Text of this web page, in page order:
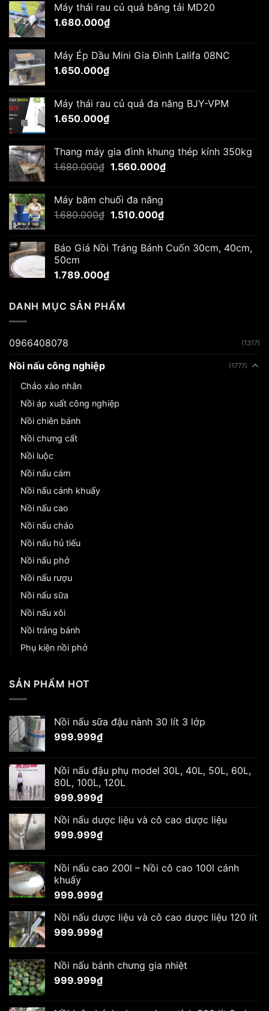
1.650.000₫. là:
Máy thái rau củ quả băng tải MD20
1.680.000₫
Máy Ép Dầu Mini Gia Đình Lalifa 08NC
1.650.000₫
Máy thái rau củ quả đa năng BJY-VPM
1.650.000₫
Thang máy gia đình khung thép kính 350kg
1.680.000₫ Giá
1.680.000₫.
1.560.000₫Giá
Máy băm chuối đa năng
1.680.000₫ Giá
1.680.000₫.
1.510.000₫Giá
là:
Báo Giá Nồi Tráng Bánh Cuốn 30cm, 40cm,
50cm
1.789.000₫
DANH MỤC SẢN PHẨM
0966408078 (1317)
Nồi nấu công nghiệp (1777)
Chảo xào nhân
Nồi áp xuất công nghiệp
Nồi chiên bánh
Nồi chưng cất
Nồi luộc
Nồi nấu cám
Nồi nấu cánh khuấy
Nồi nấu cao
Nồi nấu cháo
Nồi nấu hủ tiếu
Nồi nấu phở
Nồi nấu rượu
Nồi nấu sữa
Nồi nấu xôi
Nồi tráng bánh
Phụ kiện nồi phở
SẢN PHẨM HOT
Nồi nấu sữa đậu nành 30 lít 3 lớp
999.999₫
Nồi nấu đậu phụ model 30L, 40L, 50L, 60L,
80L, 100L, 120L
999.999₫
Nồi nấu dược liệu và cô cao dược liệu
999.999₫
Nồi nấu cao 200l – Nồi cô cao 100l cánh
khuấy
999.999₫
Nồi nấu dược liệu và cô cao dược liệu 120 lít
999.999₫
Nồi nấu bánh chưng gia nhiệt
999.999₫